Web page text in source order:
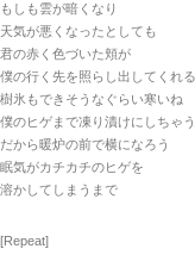
もしも雲が暗くなり
天気が悪くなったとしても
君の赤く色づいた頬が
僕の行く先を照らし出してくれる
樹氷もできそうなぐらい寒いね
僕のヒゲまで凍り漬けにしちゃう
だから暖炉の前で横になろう
眠気がカチカチのヒゲを
溶かしてしまうまで
[Repeat]